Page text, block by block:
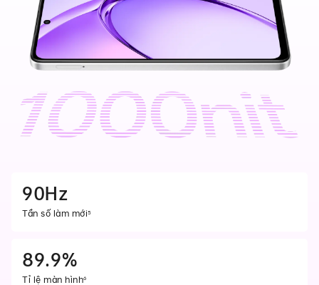
90Hz
Tần số làm mới5
89.9%
Tỉ lệ màn hình6